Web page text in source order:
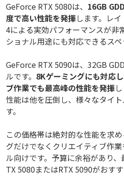
GeForce RTX 5080は、 16GB
度で高い性能を発揮します。レ
4による実効パフォーマンスが非
ショナル用途にも対応できるスペ
GeForce RTX 5090は、32GB
ルです。 8Kゲーミングにも対応
ブ作業でも最高峰の性能を発揮
性能は他を圧倒し、様々なタイ
す。
この価格帯は絶対的な性能を求
グだけでなくクリエイティブ作
ル向けです。予算に余裕があり
TX 5080またはRTX 5090がおすす